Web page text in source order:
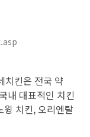
치킨은 전국 약
내 대표적인 치킨
윙 치킨, 오리엔탈